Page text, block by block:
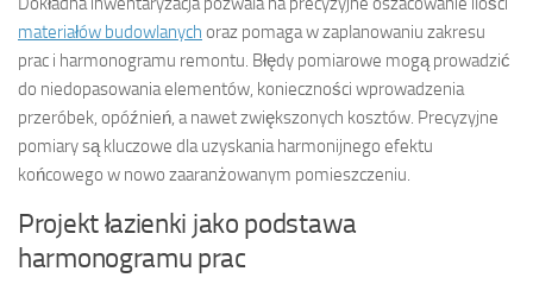
materiałów budowlanych oraz pomaga w zaplanowaniu zakresu
prac i harmonogramu remontu. Błędy pomiarowe mogą prowadzić
do niedopasowania elementów, konieczności wprowadzenia
przeróbek, opóźnień, a nawet zwiększonych kosztów. Precyzyjne
pomiary są kluczowe dla uzyskania harmonijnego efektu
końcowego w nowo zaaranżowanym pomieszczeniu.
Projekt łazienki jako podstawa
harmonogramu prac